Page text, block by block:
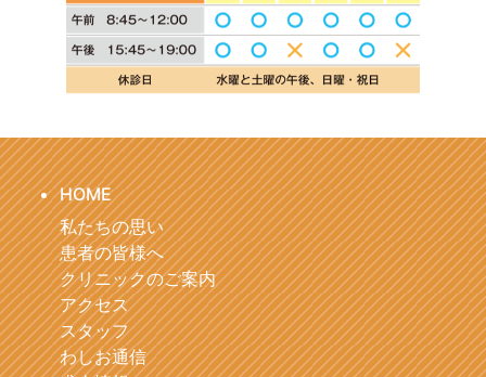
HOME
私たちの思い
患者の皆様へ
クリニックのご案内
アクセス
スタッフ
わしお通信